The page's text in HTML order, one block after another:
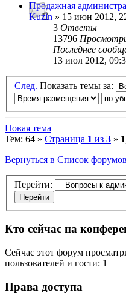
Продажная
Kuzin » 15 июн 2012,
3 Ответы
13796
Последнее
13 июл 2012,
След. Показать темы за:
Новая тема
Тем: 64 » Страница 1 из 3 » 1
Вернуться в Список форумов
Перейти:
Кто сейчас на
Сейчас этот форум
пользователей и гости: 1
Права доступа